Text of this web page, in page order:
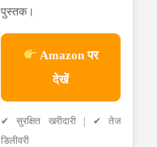
पुस्तक।
Amazon पर
देखें
✔ सुरक्षित खरीदारी | ✔ तेज
डिलीवरी